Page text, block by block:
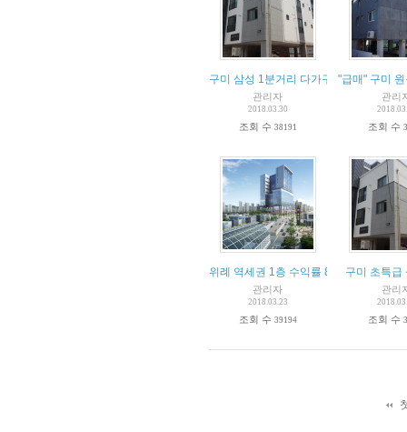
구미 삼성 1분거리 다가구 초급매
관리자
2018.03.30
조회 수 38191
"급매" 구미
관리
조회 수
위례 역세권 1층 수익률 8.77% 매매
관리자
2018.03.23
조회 수 39194
구미 초특급
관리
조회 수